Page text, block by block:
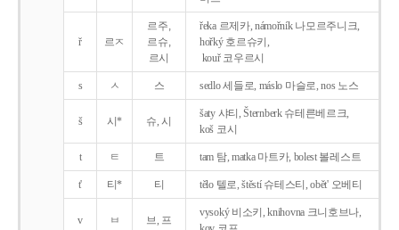
ř 르ㅈ
르주,
르슈,
르시
řeka 르제카, námořník 나모르주니크,
hořký 호르슈키,
kouř 코우르시
s ㅅ 스 sedlo 세들로, máslo 마슬로, nos 노스
š 시* 슈, 시
šaty 샤티, Šternberk 슈테른베르크,
koš 코시
t ㅌ 트 tam 탐, matka 마트카, bolest 볼레스트
t' 티* 티 tělo 텔로, štěstí 슈테스티, obět' 오베티
v ㅂ 브, 프
vysoký 비소키, knihovna 크니호브나,